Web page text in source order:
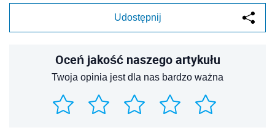
Udostępnij
Oceń jakość naszego artykułu
Twoja opinia jest dla nas bardzo ważna